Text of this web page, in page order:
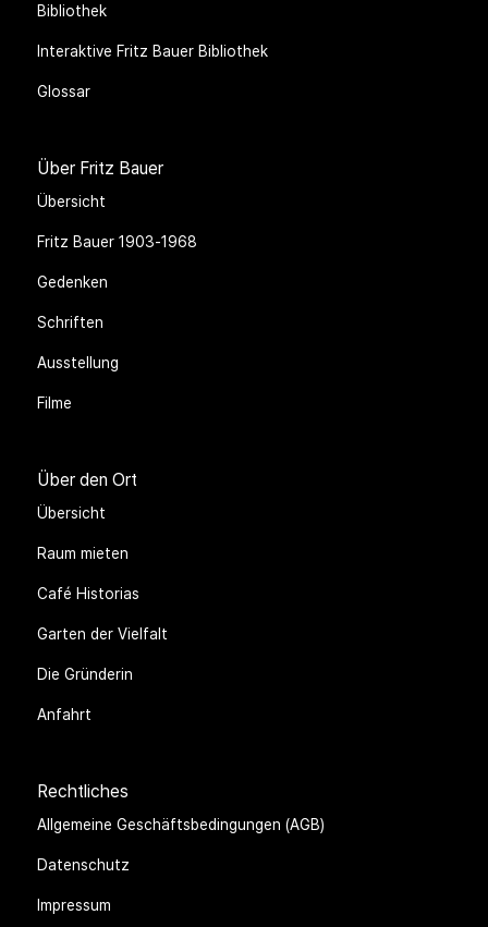
Bibliothek
Interaktive Fritz Bauer Bibliothek
Glossar
Über Fritz Bauer
Übersicht
Fritz Bauer 1903-1968
Gedenken
Schriften
Ausstellung
Filme
Über den Ort
Übersicht
Raum mieten
Café Historias
Garten der Vielfalt
Die Gründerin
Anfahrt
Rechtliches
Allgemeine Geschäftsbedingungen (AGB)
Datenschutz
Impressum